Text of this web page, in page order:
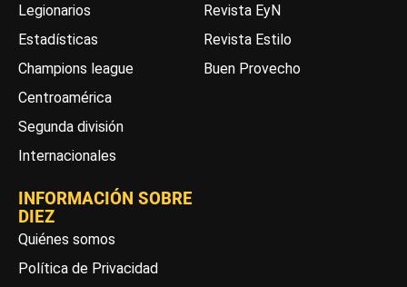
Legionarios
Estadísticas
Champions league
Centroamérica
Segunda división
Internacionales
Revista EyN
Revista Estilo
Buen Provecho
INFORMACIÓN SOBRE
DIEZ
Quiénes somos
Política de Privacidad